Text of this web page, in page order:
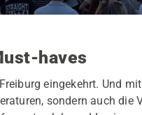
haves
eingekehrt. Und
sondern auch die